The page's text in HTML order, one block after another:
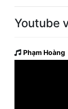
Youtube
Phạm Hoàng